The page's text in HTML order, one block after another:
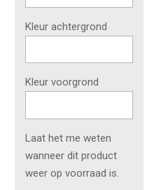
Kleur achtergrond
Kleur voorgrond
Laat het me weten
wanneer dit product
weer op voorraad is.